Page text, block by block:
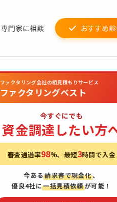
専門家に相談 おすすめ
ファクタリング会社の相見積もりサービス
ファクタリングベスト
今すぐにでも
資金調達したい方
審査通過率98%、最短3時間で入金
今ある請求書で現金化、
優良4社に一括見積依頼が可能！